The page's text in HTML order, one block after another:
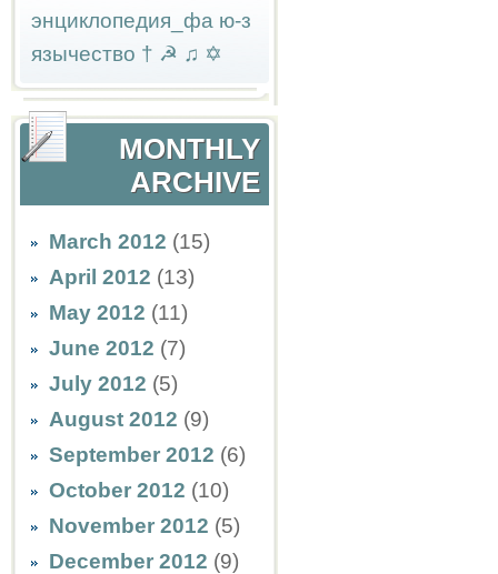
энциклопедия_фа ю-з
язычество † ☭ ♫ ✡
MONTHLY
ARCHIVE
March 2012 (15)
April 2012 (13)
May 2012 (11)
June 2012 (7)
July 2012 (5)
August 2012 (9)
September 2012 (6)
October 2012 (10)
November 2012 (5)
December 2012 (9)